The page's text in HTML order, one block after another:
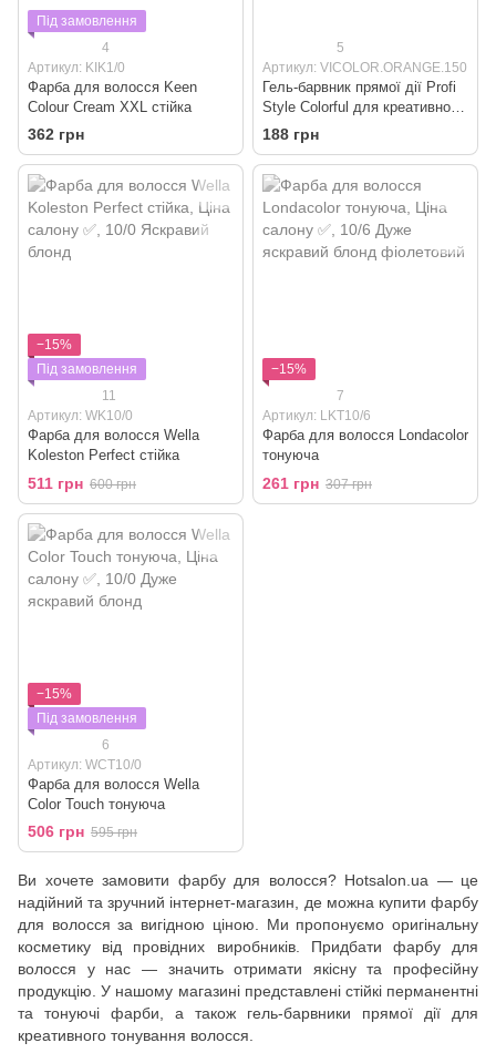
Під замовлення
4
Артикул: KIK1/0
Фарба для волосся Keen
Colour Cream XXL стійка
362 грн
5
Артикул: VICOLOR.ORANGE.150
Гель-барвник прямої дії Profi
Style Colorful для креативного
тонування
188 грн
−15%
Під замовлення
11
Артикул: WK10/0
Фарба для волосся Wella
Koleston Perfect стійка
511 грн 600 грн
−15%
7
Артикул: LKT10/6
Фарба для волосся Londacolor
тонуюча
261 грн 307 грн
−15%
Під замовлення
6
Артикул: WCT10/0
Фарба для волосся Wella
Color Touch тонуюча
506 грн 595 грн
Ви хочете замовити фарбу для волосся? Hotsalon.ua — це
надійний та зручний інтернет-магазин, де можна купити фарбу
для волосся за вигідною ціною. Ми пропонуємо оригінальну
косметику від провідних виробників. Придбати фарбу для
волосся у нас — значить отримати якісну та професійну
продукцію. У нашому магазині представлені стійкі перманентні
та тонуючі фарби, а також гель-барвники прямої дії для
креативного тонування волосся.